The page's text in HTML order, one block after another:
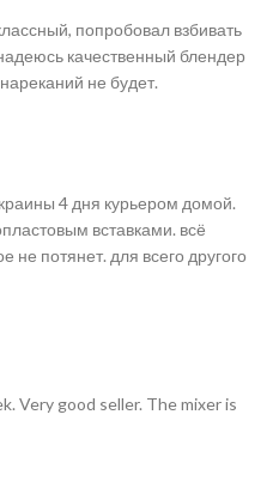
попробовал взбивать
качественный блендер
не будет.
4 дня курьером домой.
вставками. всё
не потянет. для всего другого
Very good seller. The mixer is